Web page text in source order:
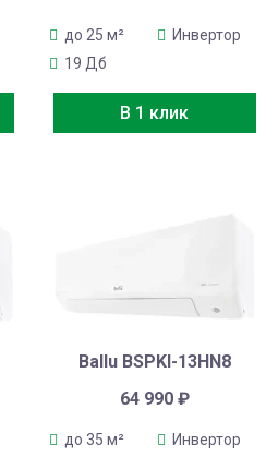
до 25 м²
Инвертор
19 Дб
В 1 клик
Ballu BSPKI-13HN8
64 990 ₽
до 35 м²
Инвертор